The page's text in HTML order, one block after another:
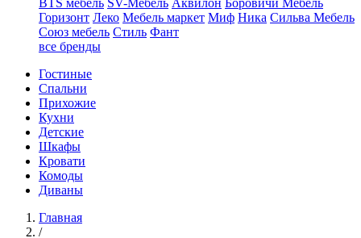
BTS мебель SV-Мебель Аквилон Боровичи Мебель
Горизонт Леко Мебель маркет Миф Ника Сильва Мебель
Союз мебель Стиль Фант
все бренды
Гостиные
Спальни
Прихожие
Кухни
Детские
Шкафы
Кровати
Комоды
Диваны
Главная
/